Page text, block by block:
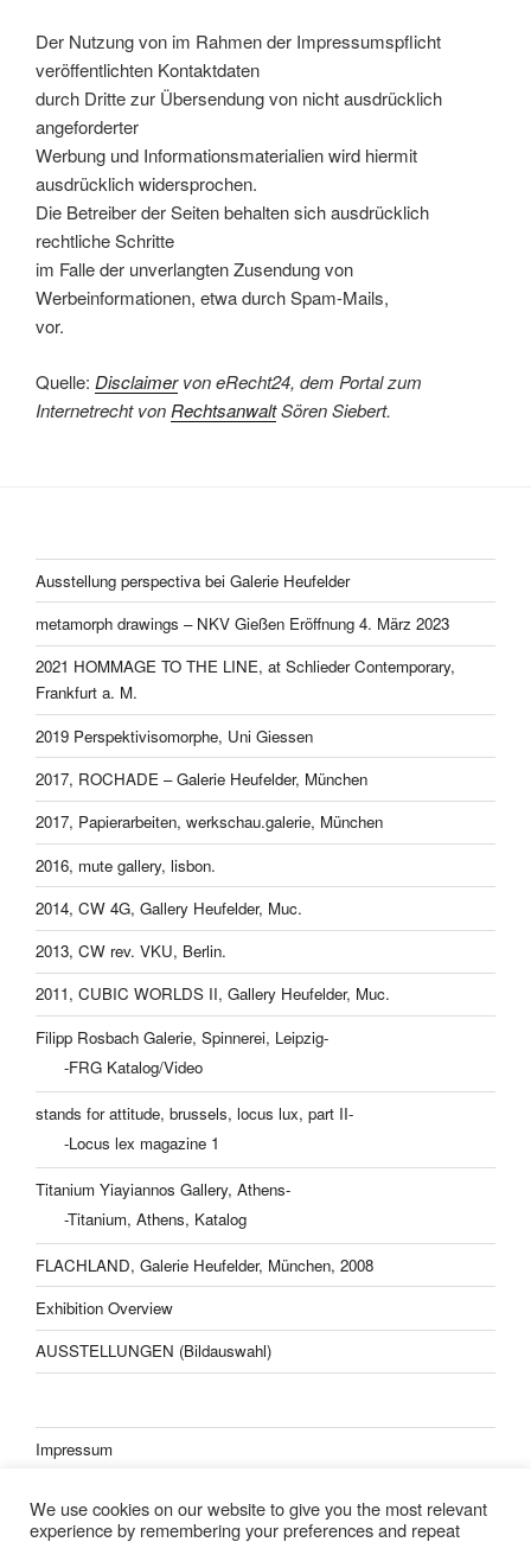
Der Nutzung von im Rahmen der Impressumspflicht
veröffentlichten Kontaktdaten
durch Dritte zur Übersendung von nicht ausdrücklich
angeforderter
Werbung und Informationsmaterialien wird hiermit
ausdrücklich widersprochen.
Die Betreiber der Seiten behalten sich ausdrücklich
rechtliche Schritte
im Falle der unverlangten Zusendung von
Werbeinformationen, etwa durch Spam-Mails,
vor.
Quelle: Disclaimervon eRecht24, dem Portal zum
Internetrecht von RechtsanwaltSören Siebert.
Ausstellung perspectiva bei Galerie Heufelder
metamorph drawings – NKV Gießen Eröffnung 4. März 2023
2021 HOMMAGE TO THE LINE, at Schlieder Contemporary,
Frankfurt a. M.
2019 Perspektivisomorphe, Uni Giessen
2017, ROCHADE – Galerie Heufelder, München
2017, Papierarbeiten, werkschau.galerie, München
2016, mute gallery, lisbon.
2014, CW 4G, Gallery Heufelder, Muc.
2013, CW rev. VKU, Berlin.
2011, CUBIC WORLDS II, Gallery Heufelder, Muc.
Filipp Rosbach Galerie, Spinnerei, Leipzig-
-FRG Katalog/Video
stands for attitude, brussels, locus lux, part II-
-Locus lex magazine 1
Titanium Yiayiannos Gallery, Athens-
-Titanium, Athens, Katalog
FLACHLAND, Galerie Heufelder, München, 2008
Exhibition Overview
AUSSTELLUNGEN (Bildauswahl)
Impressum
We use cookies on our website to give you the most relevant
experience by remembering your preferences and repeat